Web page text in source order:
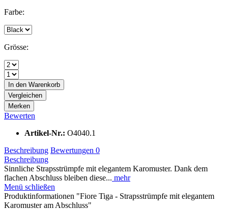
Farbe:
Grösse:
In den Warenkorb
Vergleichen
Merken
Bewerten
Artikel-Nr.: O4040.1
Beschreibung Bewertungen 0
Beschreibung
Sinnliche Strapsstrümpfe mit elegantem Karomuster. Dank dem
flachen Abschluss bleiben diese... mehr
Menü schließen
Produktinformationen "Fiore Tiga - Strapsstrümpfe mit elegantem
Karomuster am Abschluss"